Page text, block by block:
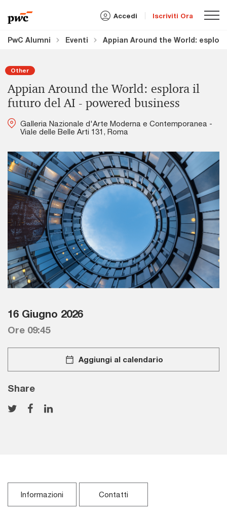
Accedi Iscriviti Ora
PwC Alumni Eventi Appian Around the World:
Other
Appian Around the World: esplora il
futuro del AI - powered business
Galleria Nazionale d'Arte Moderna e Contemporanea -
Viale delle Belle Arti 131, Roma
16 Giugno 2026
Ore 09:45
Aggiungi al calendario
Share
Informazioni Contatti